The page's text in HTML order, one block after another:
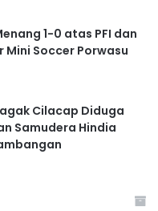
1-0 atas PFI dan
Mini Soccer Porwasu
Cilacap Diduga
Samudera Hindia